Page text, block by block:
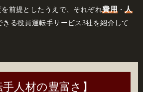
前提としたうえで、それぞれ費用・人
きる役員運転手サービス3社を紹介して
手人材の豊富さ】